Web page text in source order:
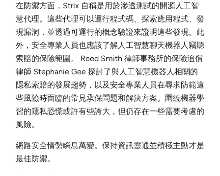
在防禦方面，Strix 自稱是用於滲透測試的開源人工智
慧代理。這些代理可以運行程式碼、探索應用程式、發
現漏洞，並透過可運行的概念驗證來證明這些發現。此
外，安全專業人員也應該了解人工智慧聊天機器人竊聽
索賠的保險範圍。 Reed Smith 律師事務所的保險追償
律師 Stephanie Gee 探討了與人工智慧機器人相關的
隱私索賠的發展趨勢，以及安全專業人員在尋求防範這
些風險時面臨的常見承保問題和解決方案。圍繞機器學
習的隱私恐慌或許有些誇大，但仍存在一些需要考慮的
風險。
網路安全情勢瞬息萬變。保持資訊靈通並積極主動才是
最佳防禦。